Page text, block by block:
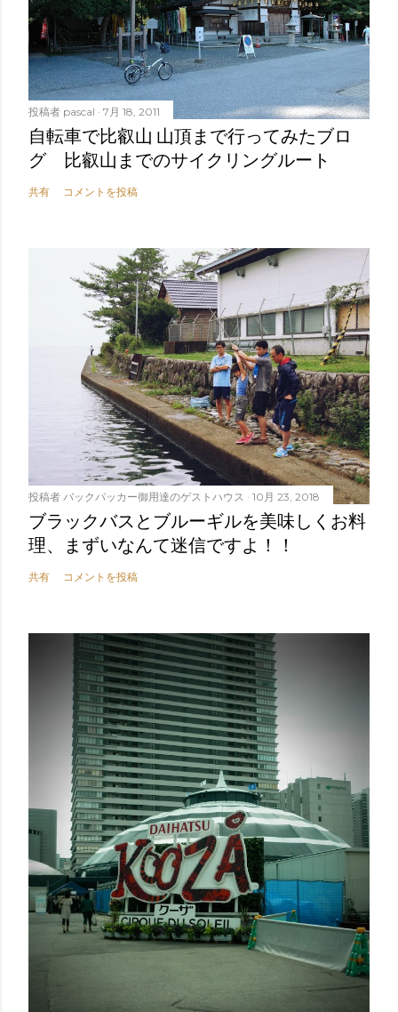
投稿者 pascal 7月 18, 2011
自転車で比叡山 山頂まで行ってみたブロ
グ 比叡山までのサイクリングルート
共有 コメントを投稿
投稿者 バックパッカー御用達のゲストハウス 10月 23, 2018
ブラックバスとブルーギルを美味しくお料
理、まずいなんて迷信ですよ！！
共有 コメントを投稿